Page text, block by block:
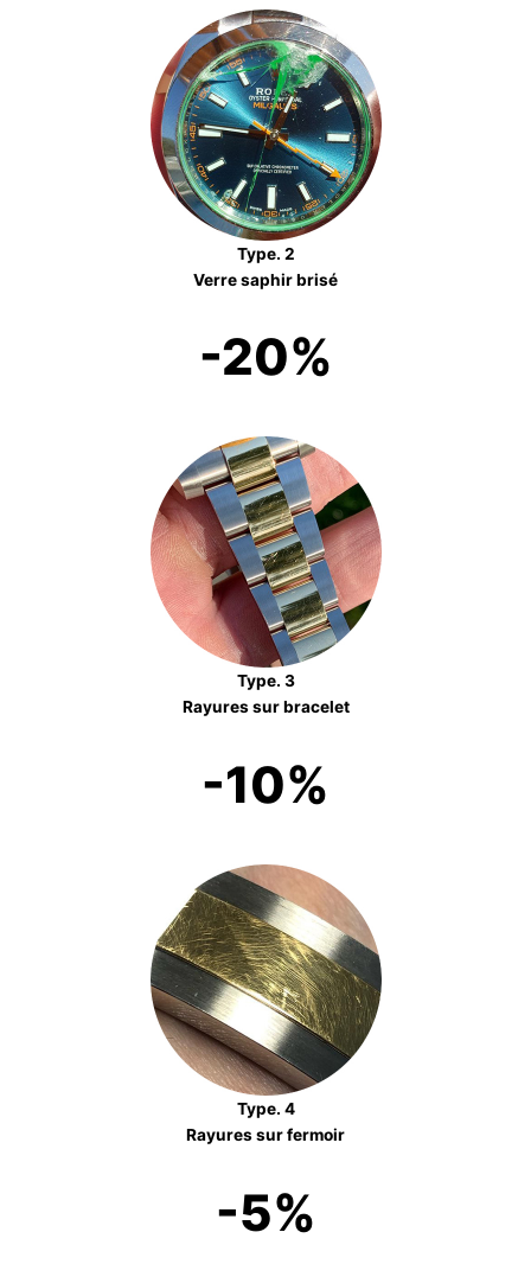
Type. 2
Verre saphir brisé
-20%
Type. 3
Rayures sur bracelet
-10%
Type. 4
Rayures sur fermoir
-5%